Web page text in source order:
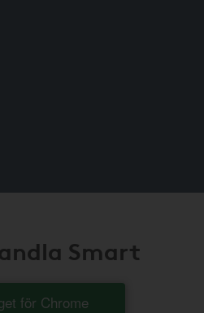
Smart
för Chrome